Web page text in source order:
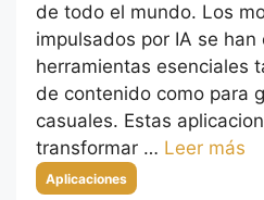
de todo el mundo. Los
impulsados por IA se
herramientas esenciales
de contenido como para
casuales. Estas
transformar … Leer más
Categorías
Aplicaciones